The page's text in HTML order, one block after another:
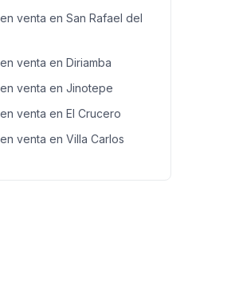
venta en San Rafael del
venta en Diriamba
venta en Jinotepe
venta en El Crucero
venta en Villa Carlos